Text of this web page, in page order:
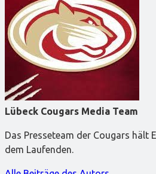
Lübeck Cougars Media Team
Das Presseteam der Cougars hält
dem Laufenden.